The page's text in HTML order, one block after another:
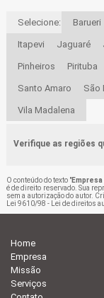
Selecione: Barueri
Itapevi Jaguaré
Pinheiros Pirituba
Santo Amaro São
Vila Madalena
Verifique as regiões
O conteúdo do texto "
é de direito reservado. Sua
sem a autorização do autor.
Lei 9610/98 - Lei de direitos
Home
Empresa
Missão
Serviços